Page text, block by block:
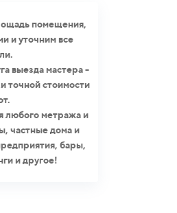
помещения,
и уточним все
выезда мастера -
точной стоимости
любого метража и
частные дома и
бары,
и другое!